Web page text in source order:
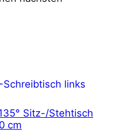
Sitz-/Stehtisch
cm